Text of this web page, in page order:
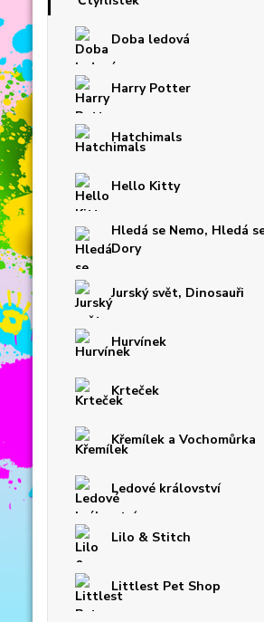
Doba ledová
Harry Potter
Hatchimals
Hello Kitty
Hledá se Nemo, Hledá
Dory
Jurský svět, Dinosauři
Hurvínek
Krteček
Křemílek a Vochomůrka
Ledové království
Lilo & Stitch
Littlest Pet Shop